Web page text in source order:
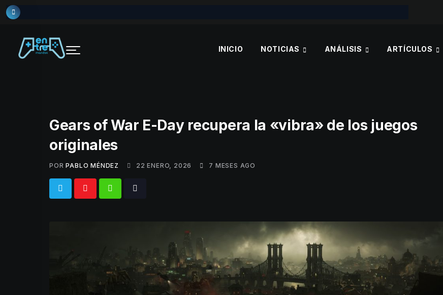
Skip
to
INICIO NOTICIAS ANÁLISIS ARTÍCULOS
Gears of War E-Day recupera la «vibra» de los juegos
originales
POR PABLO MÉNDEZ 22 ENERO, 2026 7 MESES AGO
WhatsappTiktok